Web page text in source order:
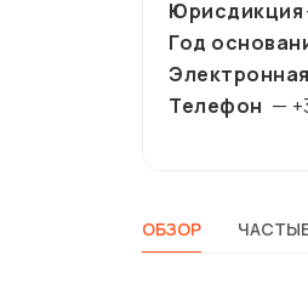
Юрисдикция
Год
Телефон —
ОБЗОР